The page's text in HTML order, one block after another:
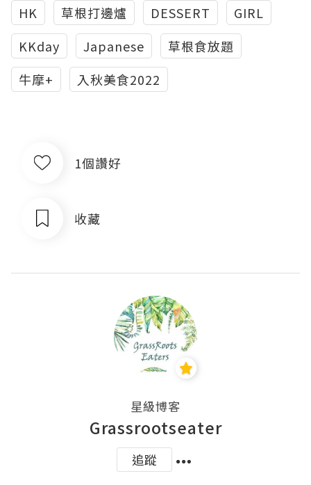
HK 草根打邊爐 DESSERT
GIRL
KKday
Japanese
草根食放題
牛摩+
入秋美食2022
1個讚好
收藏
星級博客
Grassrootseater
追蹤